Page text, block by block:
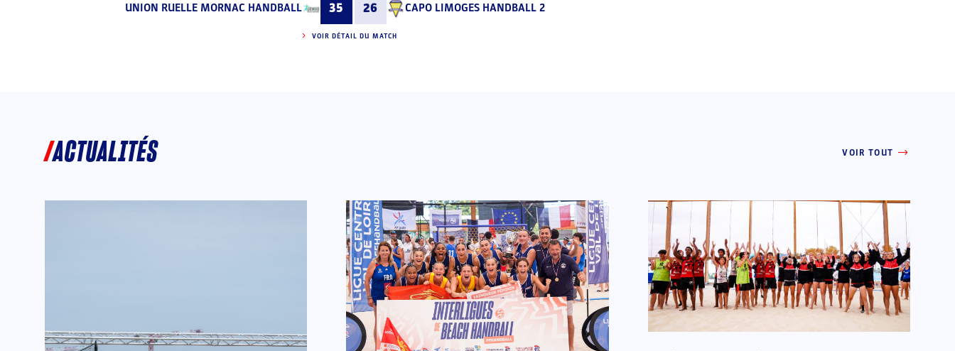
UNION RUELLE MORNAC HANDBALL 35 26 CAPO LIMOGES HANDBALL 2
VOIR DÉTAIL DU MATCH
ACTUALITÉS VOIR TOUT